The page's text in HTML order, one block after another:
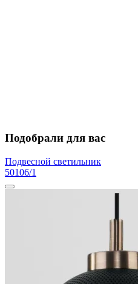
Подобрали для вас
Подвесной светильник
50106/1